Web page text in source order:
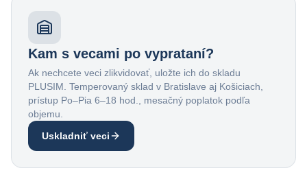
Kam s vecami po vyprataní?
Ak nechcete veci zlikvidovať, uložte ich do skladu
PLUSIM. Temperovaný sklad v Bratislave aj Košiciach,
prístup Po–Pia 6–18 hod., mesačný poplatok podľa
objemu.
Uskladniť veci